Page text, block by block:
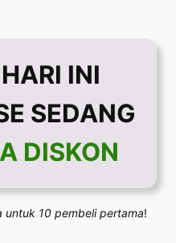
INI
SEDANG
DISKON
untuk 10 pembeli pertama!